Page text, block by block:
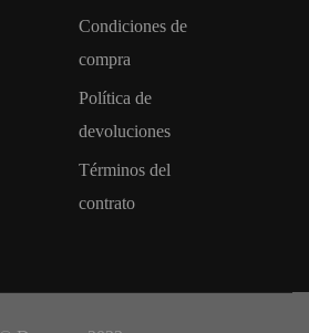
Condiciones de
compra
Política de
devoluciones
Términos del
contrato